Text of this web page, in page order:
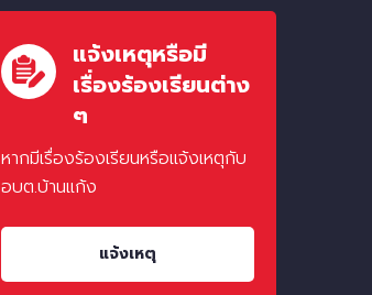
แจ้งเหตุหรือมี
เรื่องร้องเรียนต่าง
ๆ
หากมีเรื่องร้องเรียนหรือแจ้งเหตุกับ
อบต.บ้านแก้ง
แจ้งเหตุ